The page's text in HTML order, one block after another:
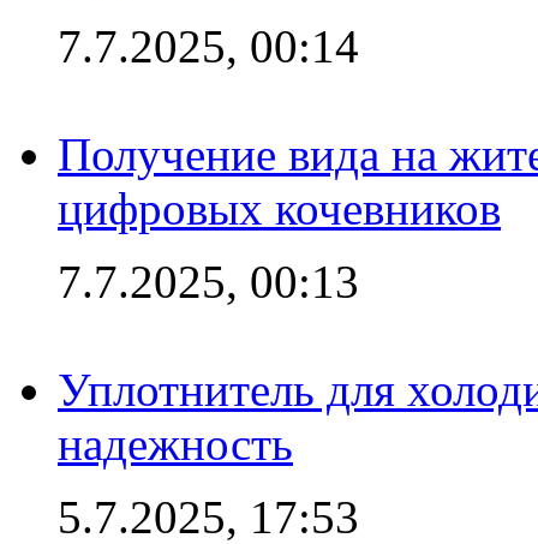
7.7.2025, 00:14
Получение вида на
цифровых кочевников
7.7.2025, 00:13
Уплотнитель для
надежность
5.7.2025, 17:53